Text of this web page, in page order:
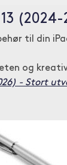
til din
og
- Stort